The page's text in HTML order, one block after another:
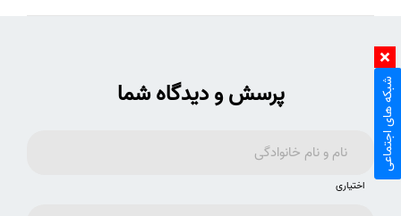
پرسش و دیدگاه شما
اختیاری
شبکه های اجتماعی